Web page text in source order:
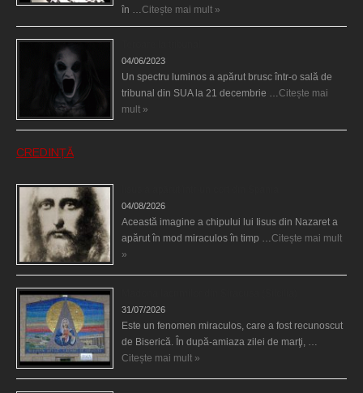
în …Citește mai mult »
04/06/2023
Un spectru luminos a apărut brusc într-o sală de
tribunal din SUA la 21 decembrie …Citește mai
mult »
CREDINȚĂ
04/08/2026
Această imagine a chipului lui Iisus din Nazaret a
apărut în mod miraculos în timp …Citește mai mult
»
31/07/2026
Este un fenomen miraculos, care a fost recunoscut
de Biserică. În după-amiaza zilei de marţi, …
Citește mai mult »